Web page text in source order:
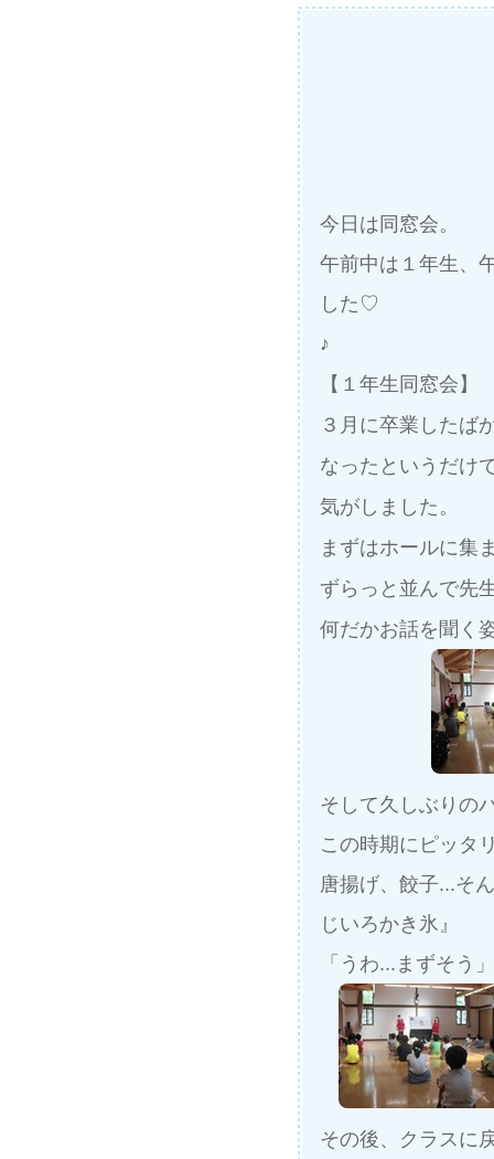
今 日は同窓会。
午前中は１年生、
した♡
♪
【１年生同窓会】
３月に卒業したば
なったというだけ
気がしました。
まずはホールに集
ずらっと並んで先
何だかお話を聞く
そして久しぶりの
この時期にピッタ
唐揚げ、餃子...そ
じいろかき氷』
「うわ...まずそ
その後、クラスに